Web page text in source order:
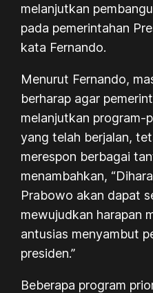
melanjutkan
pada pemerintahan
kata Fernando.
Menurut Fernando,
berharap agar
melanjutkan program-
yang telah berjalan,
merespon berbagai
menambahkan,
Prabowo akan dapat
mewujudkan harapan
antusias menyambut
presiden.”
Beberapa program